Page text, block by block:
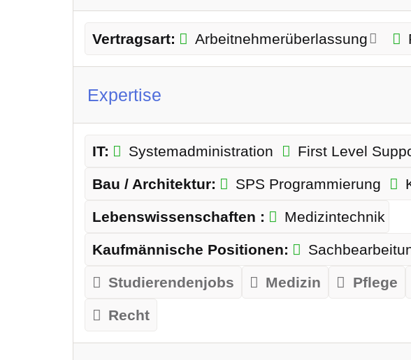
Vertragsart: Arbeitnehmerüberlassung
Expertise
IT: Systemadministration
First Level
Bau / Architektur:
SPS Programmierung
Lebenswissenschaften :
Medizintechnik
Kaufmännische Positionen:
Studierendenjobs
Medizin Pflege
Recht